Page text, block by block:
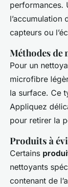
performances.
l’accumulation
capteurs ou
Méthodes de
Pour un
microfibre
la surface. Ce
Appliquez
pour retirer la
Produits à
Certains
nettoyants
contenant de